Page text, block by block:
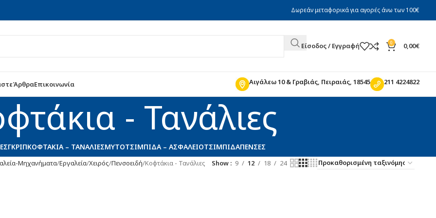
Δωρεάν μεταφορικά για αγορές άνω των 100€
Είσοδος / Εγγραφή 0 0,00€
ΆρθραΕπικοινωνία Αιγάλεω 10 & Γραβιάς, Πειραιάς, 18545 211 4224822
- Τανάλιες
ΓΚΡΙΠΚΟΦΤΆΚΙΑ – ΤΑΝΆΛΙΕΣΜΥΤΟΤΣΊΜΠΙΔΑ – ΑΣΦΑΛΕΙΟΤΣΊΜΠΙΔΑΠΈΝΣΕΣ
Μηχανήματα Εργαλεία Χειρός Πενσοειδή Κοφτάκια - Τανάλιες Show 9 12 18 24